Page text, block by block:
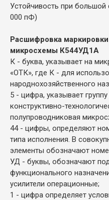
Устойчивость при большой
000 пФ)
Расшифровка
микросхемы К544УД1А
К - буква, указывает на
«ОТК», где К - для
народнохозяйственного
5 - цифра, указывает
конструктивно-
полупроводниковая
44 - цифры, определяют
типа исполнения. В
элементы обозначают
УД - буквы, обозначают
функционального
усилители операционные;
1 - цифра определяет